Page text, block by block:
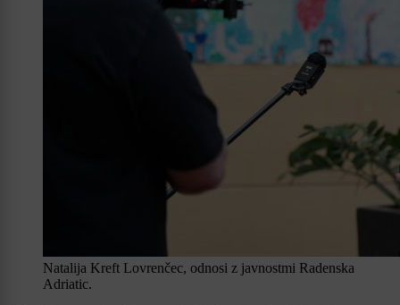
Natalija Kreft Lovrenčec, odnosi z javnostmi Radenska
Adriatic.